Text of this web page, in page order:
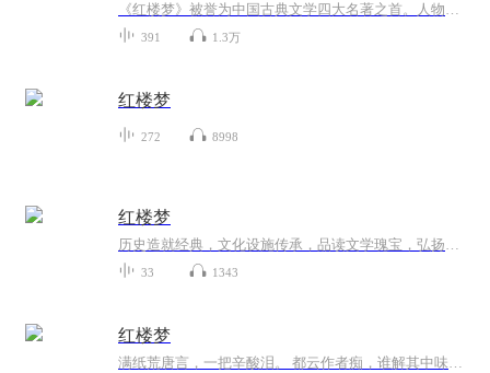
《红楼梦》被誉为中国古典文学四大名著之首。人物刻画精致心理描写细腻。
391 1.3万
红楼梦
272 8998
红楼梦
历史造就经典，文化设施传承，品读文学瑰宝，弘扬传统文明，在文字中体会经典魅力。在诵读中感受先贤睿智。 愿古典小说这块瑰宝能够薪火相传，经久不衰。
33 1343
红楼梦
满纸荒唐言，一把辛酸泪。 都云作者痴，谁解其中味。 一段错综复杂的家族兴衰，一出凄凉美丽的爱情悲剧 通过一场场悲欢离合，命运沉浮的人生际遇 揭是初封建末世的人间百态